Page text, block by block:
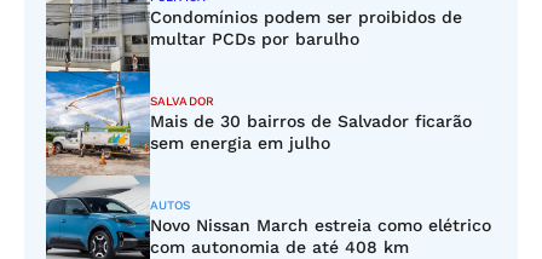
Condomínios podem ser proibidos de
multar PCDs por barulho
SALVADOR
Mais de 30 bairros de Salvador ficarão
sem energia em julho
AUTOS
Novo Nissan March estreia como elétrico
com autonomia de até 408 km